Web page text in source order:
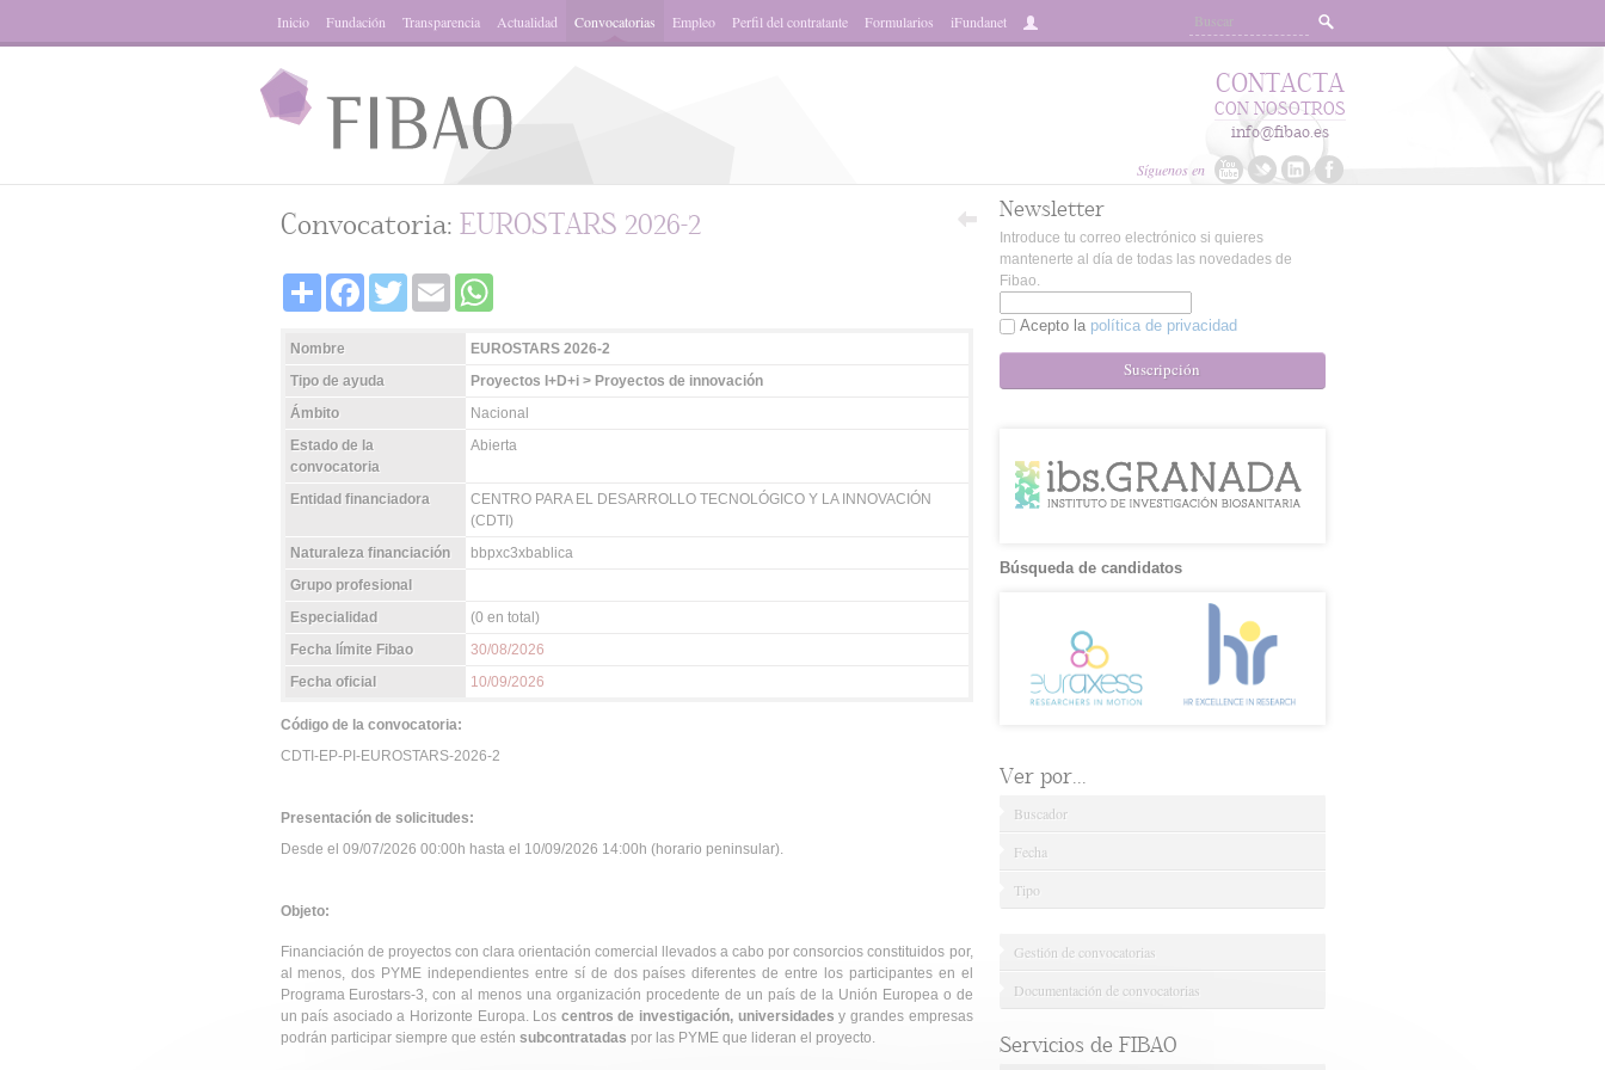
Inicio Fundación Transparencia Actualidad Convocatorias Empleo Perfil del contratante Formularios iFundanet
Síguenos en
CONTACTA
CON NOSOTROS
info@fibao.es
Convocatoria: EUROSTARS 2026-2
Share FacebookTwitter Email
Nombre
EUROSTARS 2026-2
Tipo de ayuda
Proyectos I+D+i > Proyectos de innovación
Ámbito
Nacional
Estado de la
convocatoria
Abierta
Entidad financiadora
CENTRO PARA EL DESARROLLO TECNOLÓGICO Y LA INNOVACIÓN
(CDTI)
Naturaleza financiación
bbpxc3xbablica
Grupo profesional
Especialidad
(0 en total)
Fecha límite Fibao
30/08/2026
Fecha oficial
10/09/2026
Código de la convocatoria:
CDTI-EP-PI-EUROSTARS-2026-2
Presentación de solicitudes:
Desde el 09/07/2026 00:00h hasta el 10/09/2026 14:00h (horario peninsular).
Objeto:
Financiación de proyectos con clara orientación comercial llevados a cabo por consorcios constituidos por,
al menos, dos PYME independientes entre sí de dos países diferentes de entre los participantes en el
Programa Eurostars-3, con al menos una organización procedente de un país de la Unión Europea o de
un país asociado a Horizonte Europa. Los centros de investigación, universidades y grandes empresas
podrán participar siempre que estén subcontratadas por las PYME que lideran el proyecto.
Newsletter
Introduce tu correo electrónico si quieres
mantenerte al día de todas las novedades de
Fibao.
Acepto la política de privacidad
Suscripción
Búsqueda de candidatos
Ver por...
Buscador
Fecha
Tipo
Gestión de convocatorias
Documentación de convocatorias
Servicios de FIBAO